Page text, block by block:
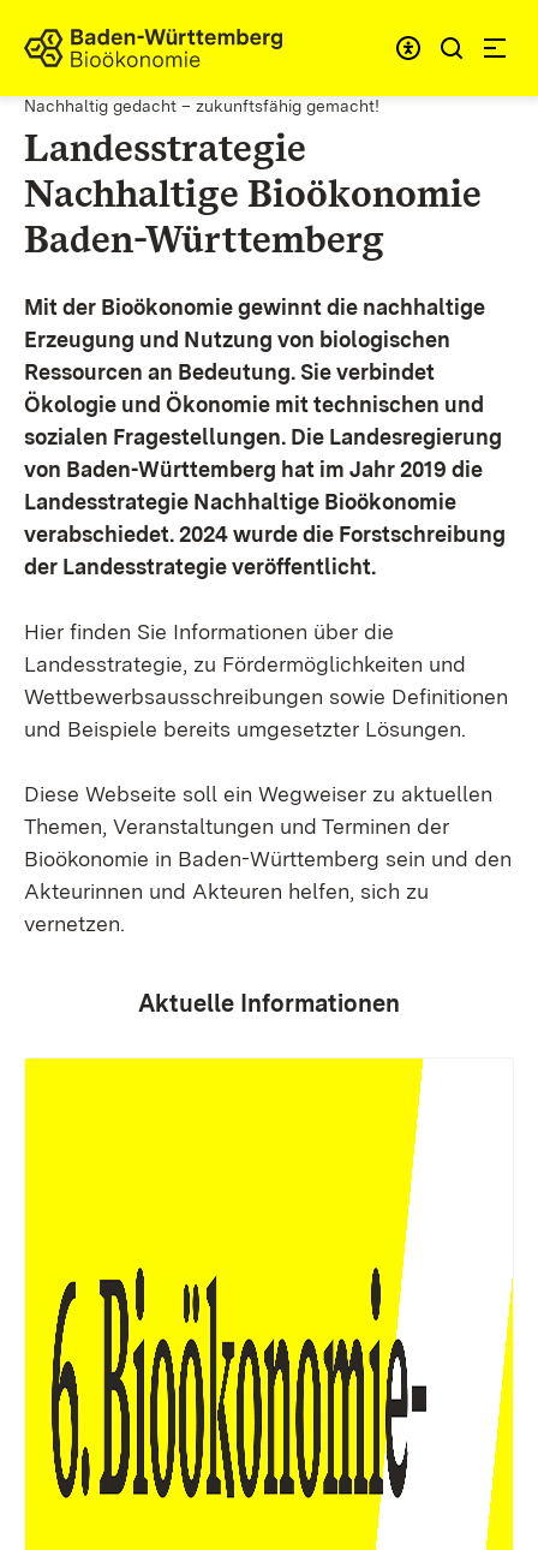
Zum Inhalt springen
Link zur Startseite
Nachhaltig gedacht – zukunftsfähig gemacht!
Landesstrategie
Nachhaltige Bioökonomie
Baden-Württemberg
Mit der Bioökonomie gewinnt die nachhaltige
Erzeugung und Nutzung von biologischen
Ressourcen an Bedeutung. Sie verbindet
Ökologie und Ökonomie mit technischen und
sozialen Fragestellungen. Die Landesregierung
von Baden-Württemberg hat im Jahr 2019 die
Landesstrategie Nachhaltige Bioökonomie
verabschiedet. 2024 wurde die Forstschreibung
der Landesstrategie veröffentlicht.
Hier finden Sie Informationen über die
Landesstrategie, zu Fördermöglichkeiten und
Wettbewerbsausschreibungen sowie Definitionen
und Beispiele bereits umgesetzter Lösungen.
Diese Webseite soll ein Wegweiser zu aktuellen
Themen, Veranstaltungen und Terminen der
Bioökonomie in Baden-Württemberg sein und den
Akteurinnen und Akteuren helfen, sich zu
vernetzen.
Aktuelle Informationen